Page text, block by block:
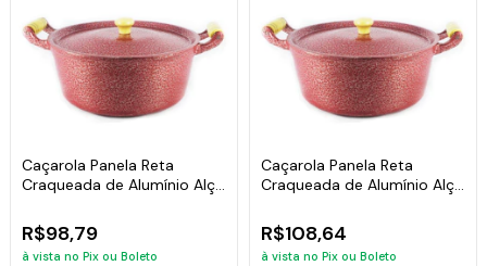
Caçarola Panela Reta
Craqueada de Alumínio Alça
R$98,79
à vista no Pix ou Boleto
Caçarola Panela Reta
Craqueada de Alumínio Alça
R$108,64
à vista no Pix ou Boleto